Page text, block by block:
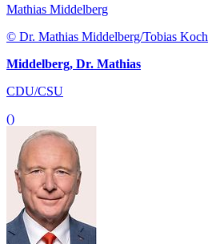
Mathias Middelberg
© Dr. Mathias Middelberg/Tobias Koch
Middelberg, Dr. Mathias
CDU/CSU
()